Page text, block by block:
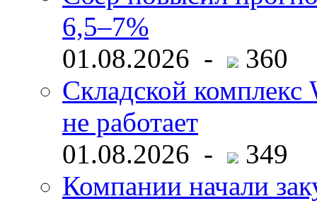
6,5–7%
01.08.2026 -
360
Складской комплекс
не работает
01.08.2026 -
349
Компании начали